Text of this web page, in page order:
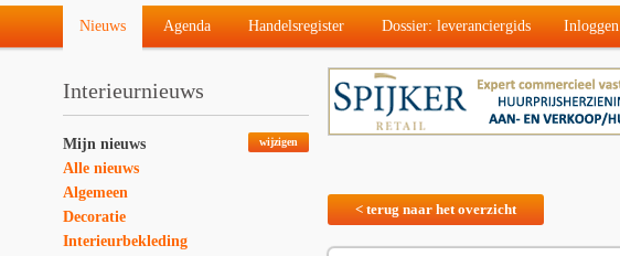
Nieuws Agenda Handelsregister Dossier: leveranciergids Inloggen
Interieurnieuws
wijzigen
Mijn nieuws
Alle nieuws
Algemeen
Decoratie
Interieurbekleding
< terug naar het overzicht